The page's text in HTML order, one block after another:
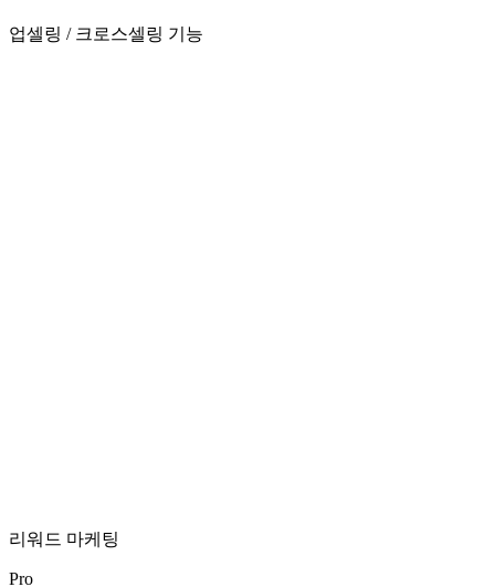
업셀링 / 크로스셀링 기능
리워드 마케팅
Pro